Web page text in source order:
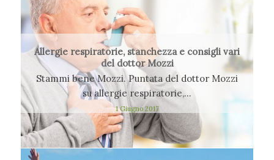
Allergie respiratorie, stanchezza e consigli vari
del dottor Mozzi
Stammi bene Mozzi. Puntata del dottor Mozzi
su allergie respiratorie,…
1 Giugno 2017